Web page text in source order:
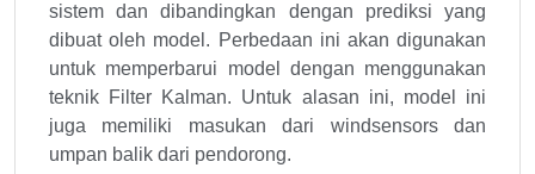
sistem dan dibandingkan dengan prediksi yang
dibuat oleh model. Perbedaan ini akan digunakan
untuk memperbarui model dengan menggunakan
teknik Filter Kalman. Untuk alasan ini, model ini
juga memiliki masukan dari windsensors dan
umpan balik dari pendorong.